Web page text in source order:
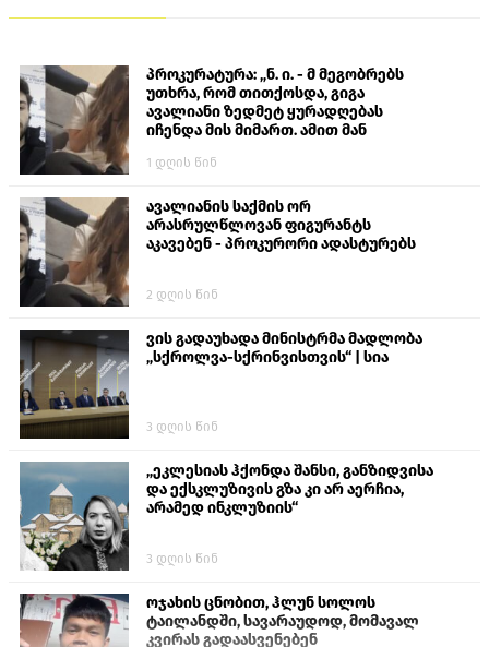
პროკურატურა: „ნ. ი. - მ მეგობრებს
უთხრა, რომ თითქოსდა, გიგა
ავალიანი ზედმეტ ყურადღებას
იჩენდა მის მიმართ. ამით მან
თავს დასხმოდა გიგა ავალიანს“
1 დღის წინ
ავალიანის საქმის ორ
არასრულწლოვან ფიგურანტს
აკავებენ - პროკურორი ადასტურებს
2 დღის წინ
ვის გადაუხადა მინისტრმა მადლობა
„სქროლვა-სქრინვისთვის“ | სია
3 დღის წინ
„ეკლესიას ჰქონდა შანსი, განზიდვისა
და ექსკლუზივის გზა კი არ აერჩია,
არამედ ინკლუზიის“
3 დღის წინ
ოჯახის ცნობით, ჰლუნ სოლოს
ტაილანდში, სავარაუდოდ, მომავალ
კვირას გადაასვენებენ